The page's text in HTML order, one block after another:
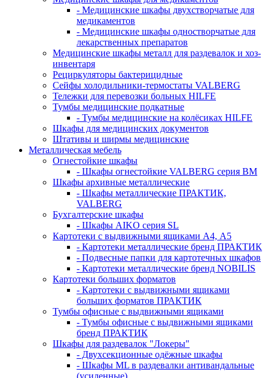
- Медицинские шкафы двухстворчатые для
медикаментов
- Медицинские шкафы одностворчатые для
лекарственных препаратов
Медицинские шкафы металл для раздевалок и хоз-
инвентаря
Рециркуляторы бактерицидные
Сейфы холодильники-термостаты VALBERG
Тележки для перевозки больных HILFE
Тумбы медицинские подкатные
- Тумбы медицинские на колёсиках HILFE
Шкафы для медицинских документов
Штативы и ширмы медицинские
Металлическая мебель
Огнестойкие шкафы
- Шкафы огнестойкие VALBERG серия BM
Шкафы архивные металлические
- Шкафы металлические ПРАКТИК,
VALBERG
Бухгалтерские шкафы
- Шкафы AIKO серия SL
Картотеки с выдвижными ящиками А4, А5
- Картотеки металлические бренд ПРАКТИК
- Подвесные папки для картотечных шкафов
- Картотеки металлические бренд NOBILIS
Картотеки больших форматов
- Картотеки с выдвижными ящиками
больших форматов ПРАКТИК
Тумбы офисные с выдвижными ящиками
- Тумбы офисные с выдвижными ящиками
бренд ПРАКТИК
Шкафы для раздевалок "Локеры"
- Двухсекционные одёжные шкафы
- Шкафы ML в раздевалки антивандальные
(усиленные)